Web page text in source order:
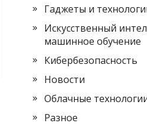
Гаджеты и
Искусственный
машинное обучение
Кибербезопасность
Новости
Облачные
Разное